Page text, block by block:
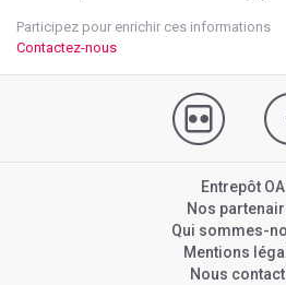
Participez pour enrichir ces informations
Contactez-nous
Entrepôt OAI
Nos
Qui sommes-
Mentions
Nous